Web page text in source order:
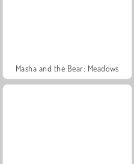
Masha and the Bear: Meadows